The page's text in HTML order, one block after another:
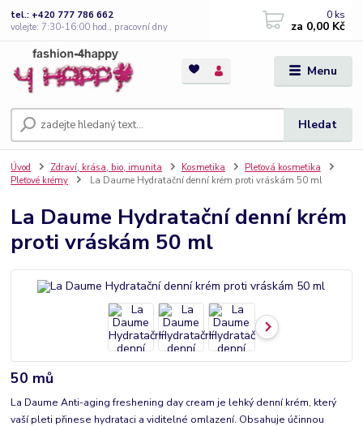
Menu
Hledat
tel.: +420 777 786 662
volejte: 7:30-16:00 hod., pracovní dny
0 ks
za 0,00 Kč
Úvod Zdraví, krása, bio, imunita Kosmetika
Pleťová kosmetika
Pleťové krémy
La Daume Hydratační denní krém proti vráskám 50 ml
La Daume Hydratační denní krém
proti vráskám 50 ml
50 mů
La Daume Anti-aging freshening day cream je lehký denní krém, který
vaší pleti přinese hydrataci a viditelné omlazení. Obsahuje účinnou